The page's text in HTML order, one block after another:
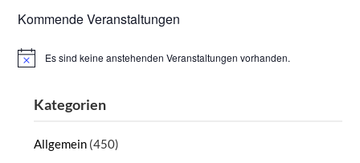
Kommende Veranstaltungen
HinweisEs sind keine anstehenden Veranstaltungen vorhanden.
Kategorien
Allgemein (450)